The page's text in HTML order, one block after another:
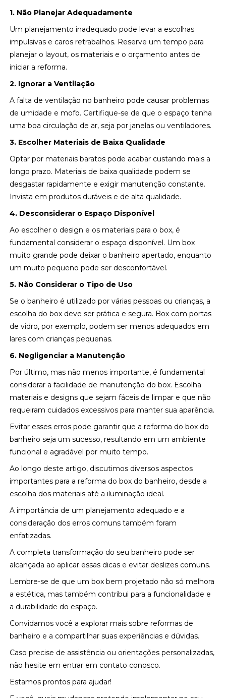
1. Não Planejar Adequadamente
Um planejamento inadequado pode levar a escolhas
impulsivas e caros retrabalhos. Reserve um tempo para
planejar o layout, os materiais e o orçamento antes de
iniciar a reforma.
2. Ignorar a Ventilação
A falta de ventilação no banheiro pode causar problemas
de umidade e mofo. Certifique-se de que o espaço tenha
uma boa circulação de ar, seja por janelas ou ventiladores.
3. Escolher Materiais de Baixa Qualidade
Optar por materiais baratos pode acabar custando mais a
longo prazo. Materiais de baixa qualidade podem se
desgastar rapidamente e exigir manutenção constante.
Invista em produtos duráveis e de alta qualidade.
4. Desconsiderar o Espaço Disponível
Ao escolher o design e os materiais para o box, é
fundamental considerar o espaço disponível. Um box
muito grande pode deixar o banheiro apertado, enquanto
um muito pequeno pode ser desconfortável.
5. Não Considerar o Tipo de Uso
Se o banheiro é utilizado por várias pessoas ou crianças, a
escolha do box deve ser prática e segura. Box com portas
de vidro, por exemplo, podem ser menos adequados em
lares com crianças pequenas.
6. Negligenciar a Manutenção
Por último, mas não menos importante, é fundamental
considerar a facilidade de manutenção do box. Escolha
materiais e designs que sejam fáceis de limpar e que não
requeiram cuidados excessivos para manter sua aparência.
Evitar esses erros pode garantir que a reforma do box do
banheiro seja um sucesso, resultando em um ambiente
funcional e agradável por muito tempo.
Ao longo deste artigo, discutimos diversos aspectos
importantes para a reforma do box do banheiro, desde a
escolha dos materiais até a iluminação ideal.
A importância de um planejamento adequado e a
consideração dos erros comuns também foram
enfatizadas.
A completa transformação do seu banheiro pode ser
alcançada ao aplicar essas dicas e evitar deslizes comuns.
Lembre-se de que um box bem projetado não só melhora
a estética, mas também contribui para a funcionalidade e
a durabilidade do espaço.
Convidamos você a explorar mais sobre reformas de
banheiro e a compartilhar suas experiências e dúvidas.
Caso precise de assistência ou orientações personalizadas,
não hesite em entrar em contato conosco.
Estamos prontos para ajudar!